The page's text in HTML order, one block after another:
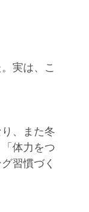
実は、こ
、また冬
体力をつ
習慣づく